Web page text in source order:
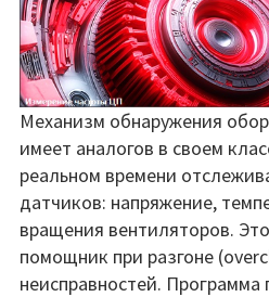
Механизм обнаружения
имеет аналогов в своем
реальном времени
датчиков: напряжение,
вращения вентиляторов.
помощник при разгоне
неисправностей.